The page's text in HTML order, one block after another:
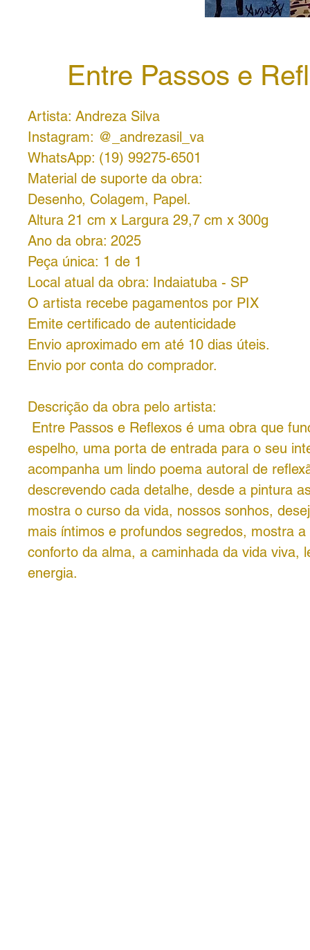
Entre Passos e
Artista: Andreza Silva
Instagram: @_andrezasil_va
WhatsApp: (19) 99275-6501
Material de suporte da obra:
Desenho, Colagem, Papel.
Altura 21 cm x Largura 29,7 cm x 300g
Ano da obra: 2025
Peça única: 1 de 1
Local atual da obra: Indaiatuba - SP
O artista recebe pagamentos por PIX
Emite certificado de autenticidade
Envio aproximado em até 10 dias úteis.
Envio por conta do comprador.
Descrição da obra pelo artista:
Entre Passos e Reflexos é uma obra que
espelho, uma porta de entrada para o seu
acompanha um lindo poema autoral de
descrevendo cada detalhe, desde a pintura
mostra o curso da vida, nossos sonhos,
mais íntimos e profundos segredos, mostra a
conforto da alma, a caminhada da vida viva,
energia.